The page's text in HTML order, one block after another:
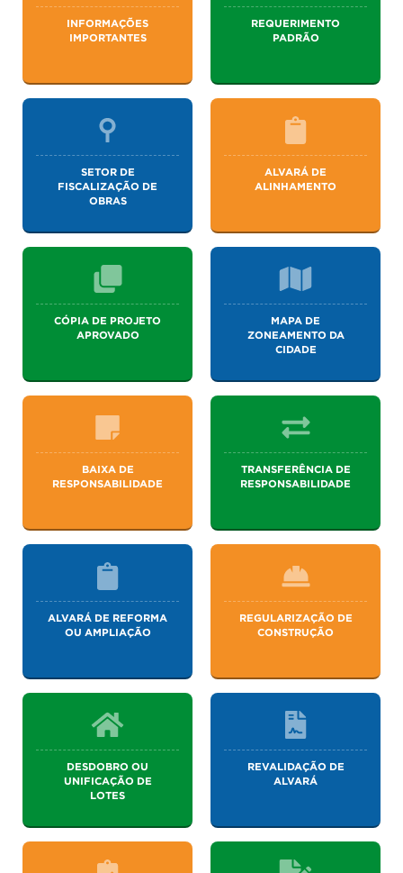
INFORMAÇÕES
IMPORTANTES
REQUERIMENTO
PADRÃO
SETOR DE
FISCALIZAÇÃO DE
OBRAS
ALVARÁ DE
ALINHAMENTO
CÓPIA DE PROJETO
APROVADO
MAPA DE
ZONEAMENTO DA
CIDADE
BAIXA DE
RESPONSABILIDADE
TRANSFERÊNCIA DE
RESPONSABILIDADE
ALVARÁ DE REFORMA
OU AMPLIAÇÃO
REGULARIZAÇÃO DE
CONSTRUÇÃO
DESDOBRO OU
UNIFICAÇÃO DE
LOTES
REVALIDAÇÃO DE
ALVARÁ